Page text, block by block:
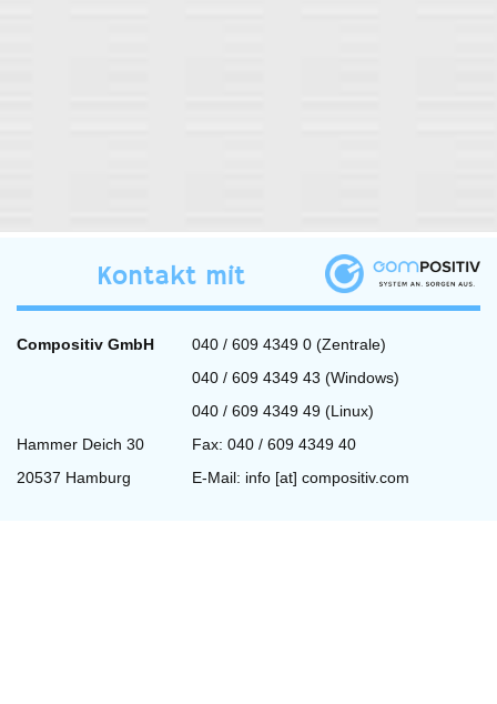
Kontakt mit
Compositiv GmbH
040 / 609 4349 0 (Zentrale)
040 / 609 4349 43 (Windows)
040 / 609 4349 49 (Linux)
Hammer Deich 30
Fax: 040 / 609 4349 40
20537 Hamburg
E-Mail: info [at] compositiv.com